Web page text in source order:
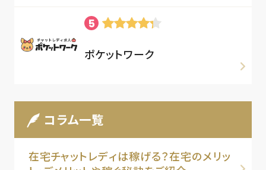
ポケットワーク
コラム一覧
在宅チャットレディは稼げる？在宅のメリッ